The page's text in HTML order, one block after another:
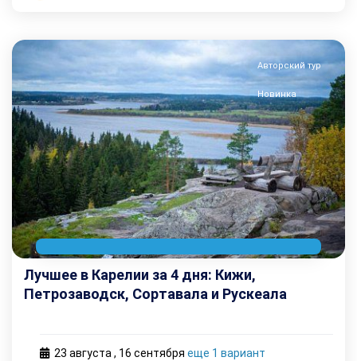
Авторский тур
Новинка
Лучшее в Карелии за 4 дня: Кижи,
Петрозаводск, Сортавала и Рускеала
23 августа, 16 cентября еще 1 вариант